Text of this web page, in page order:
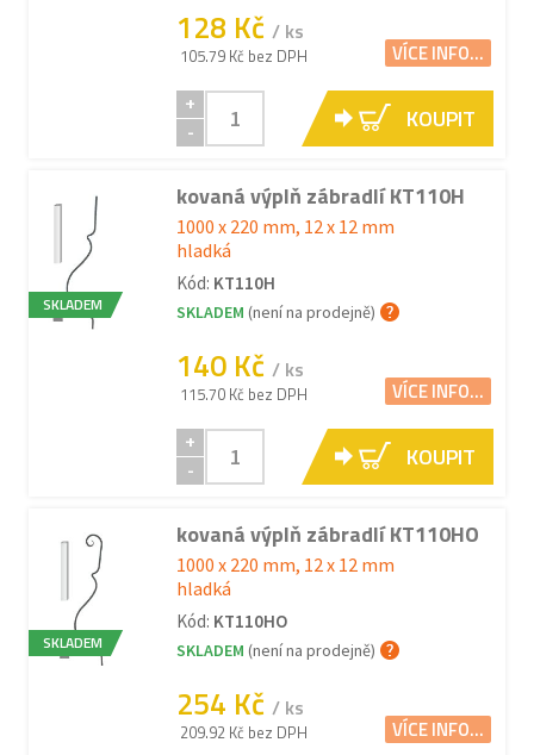
128 Kč / ks
105.79 Kč bez DPH VÍCE INFO...
+
-
KOUPIT
SKLADEM
kovaná výplň zábradlí KT110H
1000 x 220 mm, 12 x 12 mm
hladká
Kód: KT110H
SKLADEM (není na prodejně)
140 Kč / ks
115.70 Kč bez DPH VÍCE INFO...
+
-
KOUPIT
SKLADEM
kovaná výplň zábradlí KT110HO
1000 x 220 mm, 12 x 12 mm
hladká
Kód: KT110HO
SKLADEM (není na prodejně)
254 Kč / ks
209.92 Kč bez DPH VÍCE INFO...